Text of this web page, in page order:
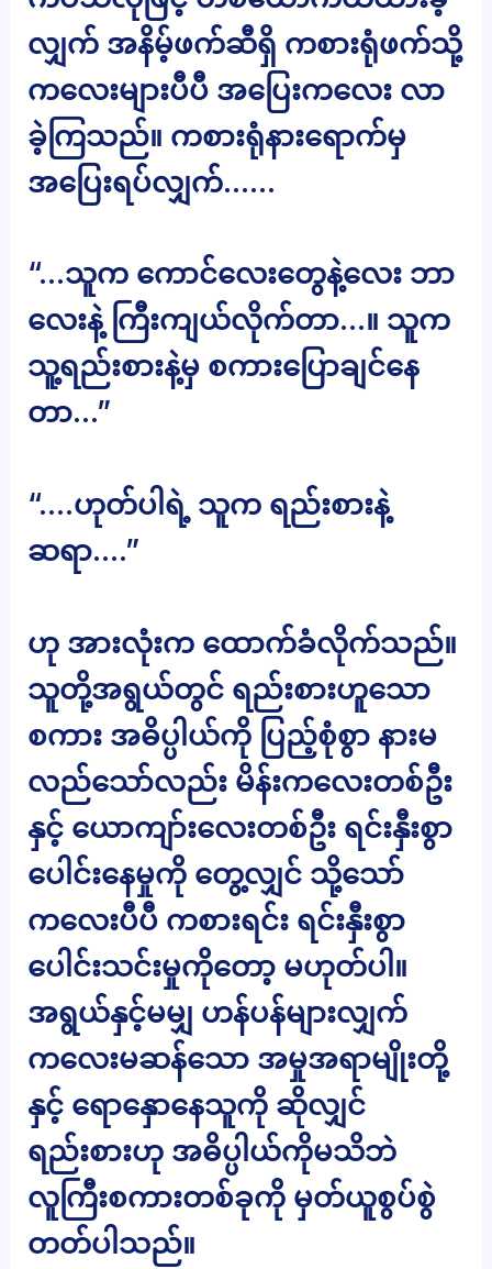
လျှက် အနိမ့်ဖက်ဆီရှိ ကစားရုံဖက်သို့
ကလေးများပီပီ အပြေးကလေး လာ
ခဲ့ကြသည်။ ကစားရုံနားရောက်မှ
အပြေးရပ်လျှက်……
“…သူက ကောင်လေးတွေနဲ့လေး ဘာ
လေးနဲ့ ကြီးကျယ်လိုက်တာ…။ သူက
သူ့ရည်းစားနဲ့မှ စကားပြောချင်နေ
တာ…”
“….ဟုတ်ပါရဲ့ သူက ရည်းစားနဲ့
ဆရာ….”
ဟု အားလုံးက ထောက်ခံလိုက်သည်။
သူတို့အရွယ်တွင် ရည်းစားဟူသော
စကား အဓိပ္ပါယ်ကို ပြည့်စုံစွာ နားမ
လည်သော်လည်း မိန်းကလေးတစ်ဦး
နှင့် ယောကျာ်းလေးတစ်ဦး ရင်းနှီးစွာ
ပေါင်းနေမှုကို တွေ့လျှင် သို့သော်
ကလေးပီပီ ကစားရင်း ရင်းနှီးစွာ
ပေါင်းသင်းမှုကိုတော့ မဟုတ်ပါ။
အရွယ်နှင့်မမျှ ဟန်ပန်များလျှက်
ကလေးမဆန်သော အမှုအရာမျိုးတို့
နှင့် ရောနှောနေသူကို ဆိုလျှင်
ရည်းစားဟု အဓိပ္ပါယ်ကိုမသိဘဲ
လူကြီးစကားတစ်ခုကို မှတ်ယူစွပ်စွဲ
တတ်ပါသည်။